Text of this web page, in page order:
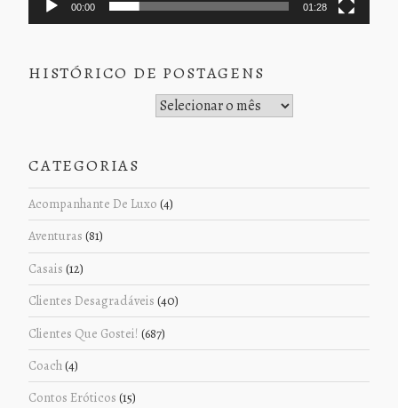
00:00 01:28
HISTÓRICO DE POSTAGENS
CATEGORIAS
Acompanhante De Luxo (4)
Aventuras (81)
Casais (12)
Clientes Desagradáveis (40)
Clientes Que Gostei! (687)
Coach(4)
Contos Eróticos (15)